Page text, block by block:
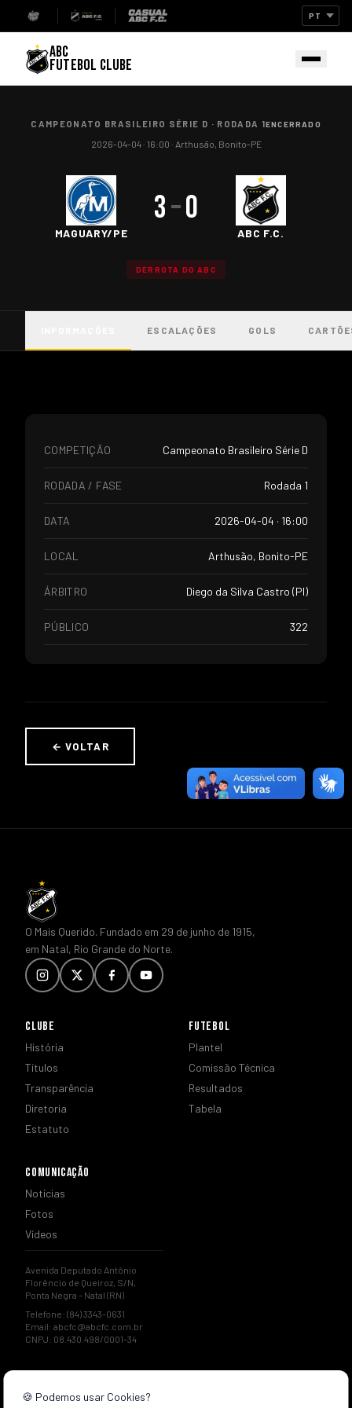
ABC
FUTEBOL CLUBE
CAMPEONATO BRASILEIRO SÉRIE D · RODADA 1ENCERRADO
2026-04-04· 16:00 · Arthusão, Bonito-PE
MAGUARY/PE
3–0
ABC F.C.
DERROTA DO ABC
ESCALAÇÕES GOLS
COMPETIÇÃO Campeonato Brasileiro Série D
RODADA / FASE Rodada 1
DATA 2026-04-04 · 16:00
LOCAL Arthusão, Bonito-PE
ÁRBITRO Diego da Silva Castro (PI)
PÚBLICO 322
← VOLTAR
O Mais Querido. Fundado em 29 de junho de 1915,
em Natal, Rio Grande do Norte.
CLUBE
História
Títulos
Transparência
Diretoria
Estatuto
FUTEBOL
Plantel
Comissão Técnica
Resultados
Tabela
COMUNICAÇÃO
Notícias
Fotos
Vídeos
Avenida Deputado Antônio
Florêncio de Queiroz, S/N,
Ponta Negra – Natal (RN)
Telefone: (84) 3343-0631
Email: abcfc@abcfc.com.br
CNPJ: 08.430.498/0001-34
🍪 Podemos usar Cookies?